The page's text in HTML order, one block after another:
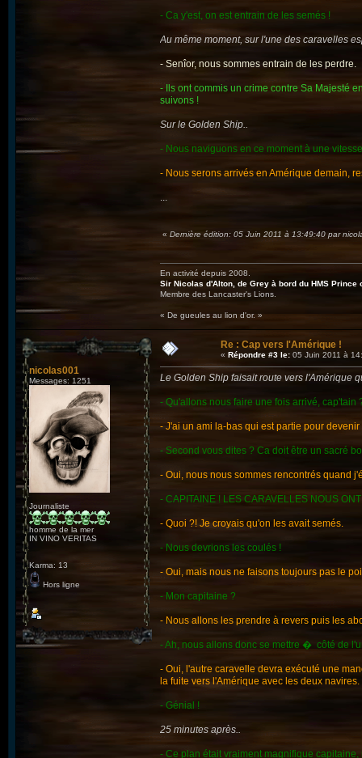
- Ca y'est, on est entrain de les semés !
Au même moment, sur l'une des caravelles
- Senîor, nous sommes entrain de les perdre.
- Ils ont commis un crime contre Sa Majesté
suivons !
Sur le Golden Ship..
- Nous naviguons en ce moment à une
- Nous serons arrivés en Amérique demain,
...
« Dernière édition: 05 Juin 2011 à 13:49:40 par
En activité depuis 2008.
Sir Nicolas d'Alton, de Grey à bord du HMS Prince
Membre des Lancaster's Lions.
« De gueules au lion d'or. »
nicolas001
Messages: 1251
Journaliste
homme de la mer
IN VINO VERITAS
Karma: 13
Hors ligne
Re : Cap vers l'Amérique !
« Répondre #3 le: 05 Juin 2011 à
Le Golden Ship faisait route vers l'Amérique
- Qu'allons nous faire une fois arrivé, cap'tain
- J'ai un ami la-bas qui est partie pour
- Second vous dites ? Ca doit être un sacré
- Oui, nous nous sommes rencontrés quand
- CAPITAINE ! LES CARAVELLES NOUS
- Quoi ?! Je croyais qu'on les avait semés.
- Nous devrions les coulés !
- Oui, mais nous ne faisons toujours pas le
- Mon capitaine ?
- Nous allons les prendre à revers puis les
- Ah, nous allons donc se mettre � côté de
- Oui, l'autre caravelle devra exécuté une
la fuite vers l'Amérique avec les deux navires.
- Génial !
25 minutes après..
- Ce plan était vraiment magnifique